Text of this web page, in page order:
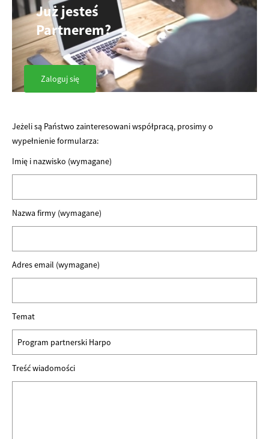
Już jesteś
Partnerem?
Zaloguj się
Jeżeli są Państwo zainteresowani współpracą, prosimy o
wypełnienie formularza:
Imię i nazwisko (wymagane)
Nazwa firmy (wymagane)
Adres email (wymagane)
Temat
Treść wiadomości